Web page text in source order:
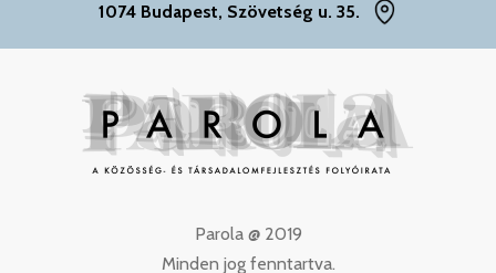
1074 Budapest, Szövetség u. 35.
Parola @ 2019
Minden jog fenntartva.